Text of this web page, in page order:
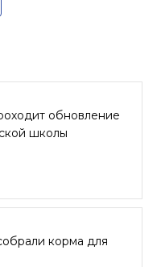
обновление
школы
корма для